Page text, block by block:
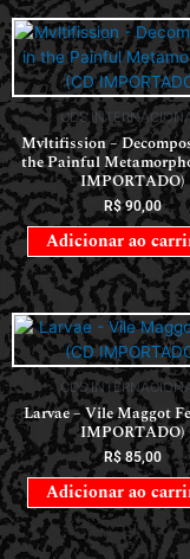
CDS
Mvltifission –
the Painful
IMPORTADO)
R$90,00
Adicionar ao
CDS
Larvae – Vile Maggot
IMPORTADO)
R$85,00
Adicionar ao